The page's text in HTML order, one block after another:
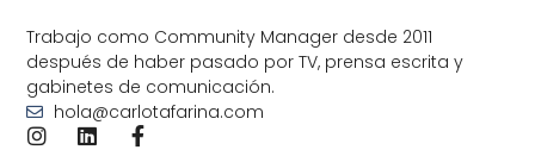
Trabajo como Community Manager desde 2011
después de haber pasado por TV, prensa escrita y
gabinetes de comunicación.
hola@carlotafarina.com